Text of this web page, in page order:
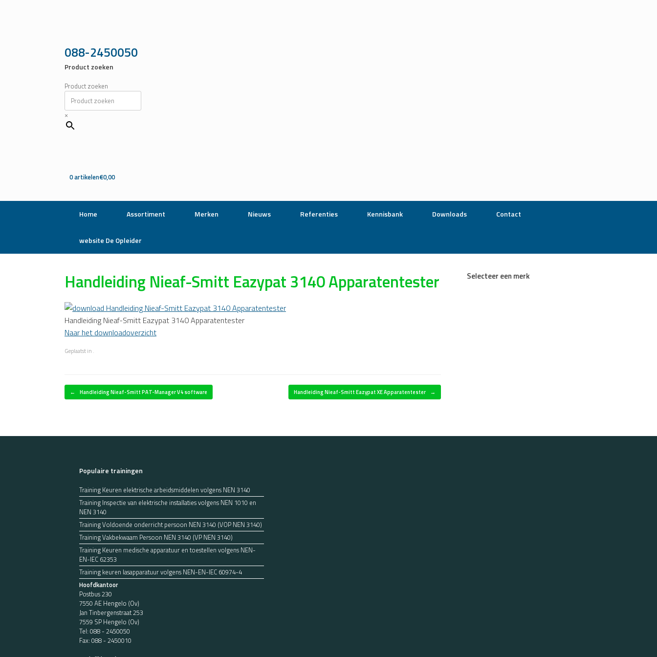
088-2450050
Product zoeken
Product zoeken
×
0 artikelen€0,00
Home Assortiment Merken Nieuws Referenties Kennisbank Downloads Contact
website De Opleider
Handleiding Nieaf-Smitt Eazypat 3140 Apparatentester
Handleiding Nieaf-Smitt Eazypat 3140 Apparatentester
Naar het downloadoverzicht
Geplaatst in .
Bericht navigatie
← Handleiding Nieaf-Smitt PAT-Manager V4 software Handleiding Nieaf-Smitt Eazypat XE Apparatentester →
Selecteer een merk
Populaire trainingen
Training Keuren elektrische arbeidsmiddelen volgens NEN 3140
Training Inspectie van elektrische installaties volgens NEN 1010 en
NEN 3140
Training Voldoende onderricht persoon NEN 3140 (VOP NEN 3140)
Training Vakbekwaam Persoon NEN 3140 (VP NEN 3140)
Training Keuren medische apparatuur en toestellen volgens NEN-
EN-IEC 62353
Training keuren lasapparatuur volgens NEN-EN-IEC 60974-4
Hoofdkantoor
Postbus 230
7550 AE Hengelo (Ov)
Jan Tinbergenstraat 253
7559 SP Hengelo (Ov)
Tel: 088 - 2450050
Fax: 088 - 2450010